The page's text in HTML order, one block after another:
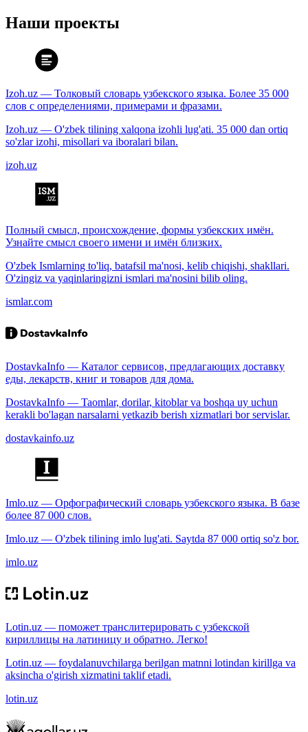
Наши проекты
Izoh.uz — Толковый словарь узбекского языка. Более 35 000
слов с определениями, примерами и фразами.
Izoh.uz — O'zbek tilining xalqona izohli lug'ati. 35 000 dan ortiq
so'zlar izohi, misollari va iboralari bilan.
izoh.uz
Полный смысл, происхождение, формы узбекских имён.
Узнайте смысл своего имени и имён близких.
O'zbek Ismlarning to'liq, batafsil ma'nosi, kelib chiqishi, shakllari.
O'zingiz va yaqinlaringizni ismlari ma'nosini bilib oling.
ismlar.com
DostavkaInfo — Каталог сервисов, предлагающих доставку
еды, лекарств, книг и товаров для дома.
DostavkaInfo — Taomlar, dorilar, kitoblar va boshqa uy uchun
kerakli bo'lagan narsalarni yetkazib berish xizmatlari bor servislar.
dostavkainfo.uz
Imlo.uz — Орфографический словарь узбекского языка. В базе
более 87 000 слов.
Imlo.uz — O'zbek tilining imlo lug'ati. Saytda 87 000 ortiq so'z bor.
imlo.uz
Lotin.uz — поможет транслитерировать с узбекской
кириллицы на латиницу и обратно. Легко!
Lotin.uz — foydalanuvchilarga berilgan matnni lotindan kirillga va
aksincha o'girish xizmatini taklif etadi.
lotin.uz